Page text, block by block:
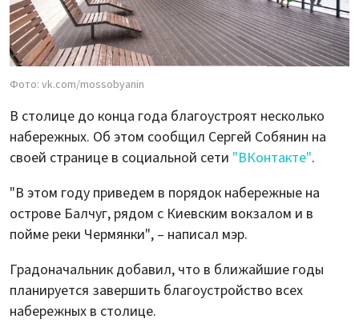
Фото: vk.com/mossobyanin
В столице до конца года благоустроят несколько
набережных. Об этом сообщил Сергей Собянин на
своей странице в социальной сети "ВКонтакте".
"В этом году приведем в порядок набережные на
острове Балчуг, рядом с Киевским вокзалом и в
пойме реки Чермянки", – написал мэр.
Градоначальник добавил, что в ближайшие годы
планируется завершить благоустройство всех
набережных в столице.